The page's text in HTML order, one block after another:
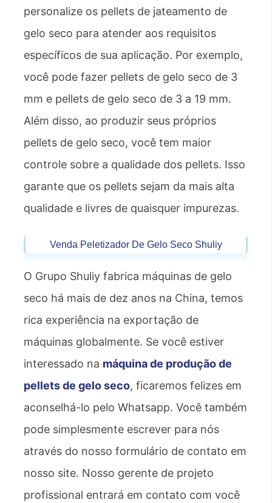
personalize os pellets de jateamento de
gelo seco para atender aos requisitos
específicos de sua aplicação. Por exemplo,
você pode fazer pellets de gelo seco de 3
mm e pellets de gelo seco de 3 a 19 mm.
Além disso, ao produzir seus próprios
pellets de gelo seco, você tem maior
controle sobre a qualidade dos pellets. Isso
garante que os pellets sejam da mais alta
qualidade e livres de quaisquer impurezas.
Venda Peletizador De Gelo Seco Shuliy
O Grupo Shuliy fabrica máquinas de gelo
seco há mais de dez anos na China, temos
rica experiência na exportação de
máquinas globalmente. Se você estiver
interessado na máquina de produção de
pellets de gelo seco, ficaremos felizes em
aconselhá-lo pelo Whatsapp. Você também
pode simplesmente escrever para nós
através do nosso formulário de contato em
nosso site. Nosso gerente de projeto
profissional entrará em contato com você